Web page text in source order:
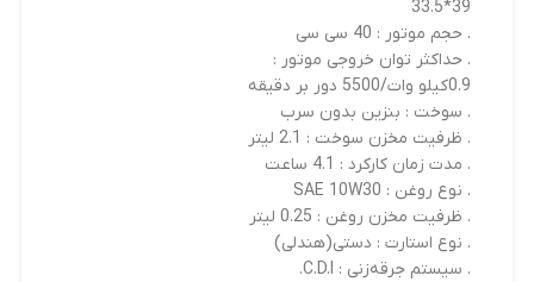
39*33.5
. حجم موتور : 40 سی سی
. حداکثر توان خروجی موتور :
0.9کیلو وات/5500 دور بر دقیقه
. سوخت : بنزین بدون سرب
. ظرفیت مخزن سوخت : 2.1 لیتر
. مدت زمان کارکرد : 4.1 ساعت
. نوع روغن : SAE 10W30
. ظرفیت مخزن روغن : 0.25 لیتر
. نوع استارت : دستی(هندلی)
. سیستم جرقه‌زنی : C.D.I.